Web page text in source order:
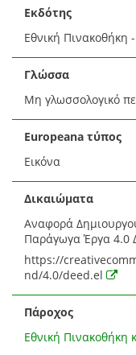
Εκδότης
Εθνική Πινακοθήκη
Γλώσσα
Μη γλωσσολογικό
Europeana τύπος
Εικόνα
Δικαιώματα
Αναφορά
Παράγωγα Έργα 4.0
https://
nd/4.0/deed.el
Πάροχος
Εθνική Πινακοθήκη